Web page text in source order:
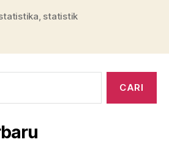
k
dI
n
at
A
p
ai a
, statistik